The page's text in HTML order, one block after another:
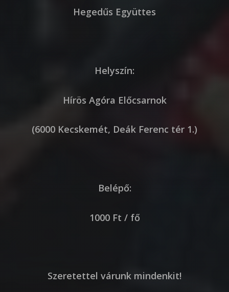
Hegedűs Együttes
Helyszín:
Hírös Agóra Előcsarnok
(6000 Kecskemét, Deák Ferenc tér 1.)
Belépő:
1000 Ft / fő
Szeretettel várunk mindenkit!